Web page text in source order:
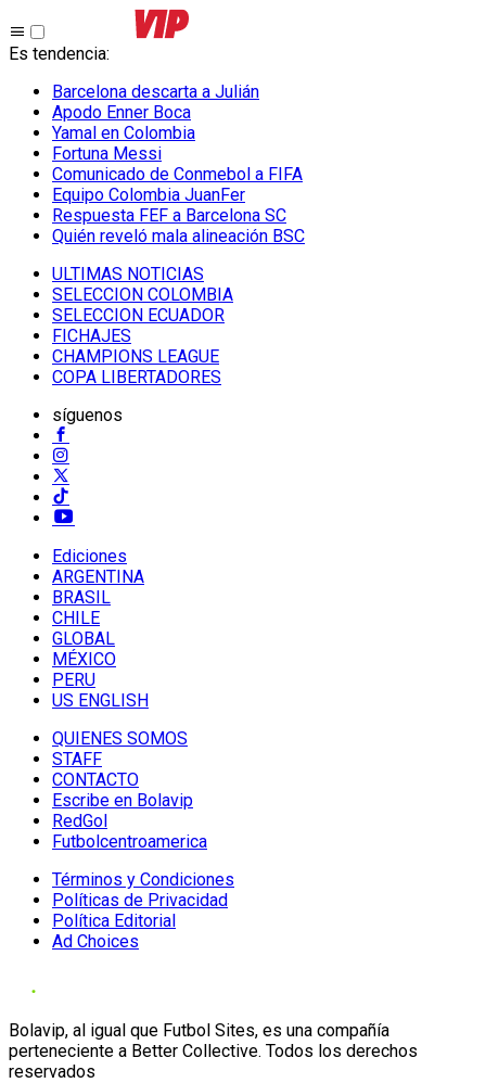
Es tendencia:
Barcelona descarta a Julián
Apodo Enner Boca
Yamal en Colombia
Fortuna Messi
Comunicado de Conmebol a FIFA
Equipo Colombia JuanFer
Respuesta FEF a Barcelona SC
Quién reveló mala alineación BSC
ULTIMAS NOTICIAS
SELECCION COLOMBIA
SELECCION ECUADOR
FICHAJES
CHAMPIONS LEAGUE
COPA LIBERTADORES
síguenos
Ediciones
ARGENTINA
BRASIL
CHILE
GLOBAL
MÉXICO
PERU
US ENGLISH
QUIENES SOMOS
STAFF
CONTACTO
Escribe en Bolavip
RedGol
Futbolcentroamerica
Términos y Condiciones
Políticas de Privacidad
Política Editorial
Ad Choices
Bolavip, al igual que Futbol Sites, es una compañía
perteneciente a Better Collective. Todos los derechos
reservados